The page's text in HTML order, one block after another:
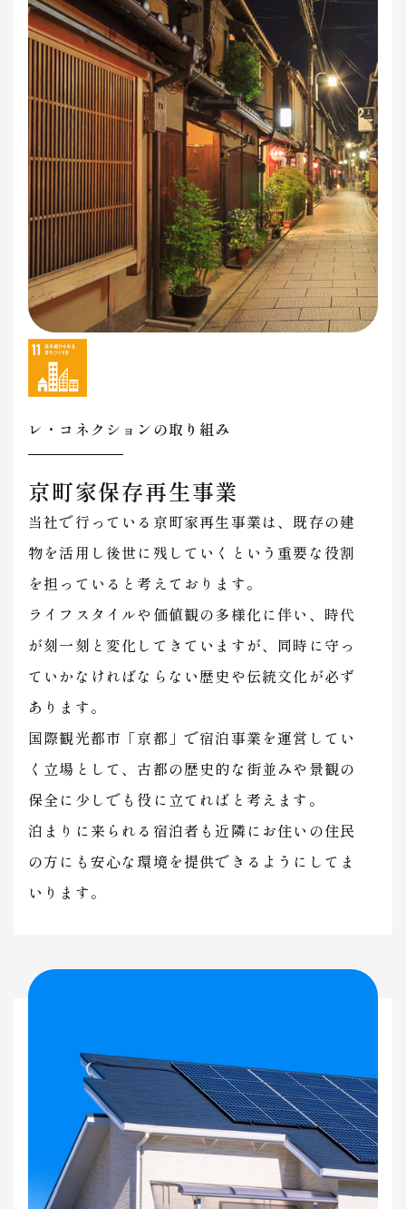
レ・コネクションの取り組み
京町家保存再生事業
当社で行っている京町家再生事業は、既存の建
物を活用し後世に残していくという重要な役割
を担っていると考えております。
​​​​​​​ライフスタイルや価値観の多様化に伴い、時代
が刻一刻と変化してきていますが、同時に守っ
ていかなければならない歴史や伝統文化が必ず
あります。
国際観光都市「京都」で宿泊事業を運営してい
く立場として、古都の歴史的な街並みや景観の
保全に少しでも役に立てればと考えます。
​​​​​​​泊まりに来られる宿泊者も近隣にお住いの住民
の方にも安心な環境を提供できるようにしてま
いります。